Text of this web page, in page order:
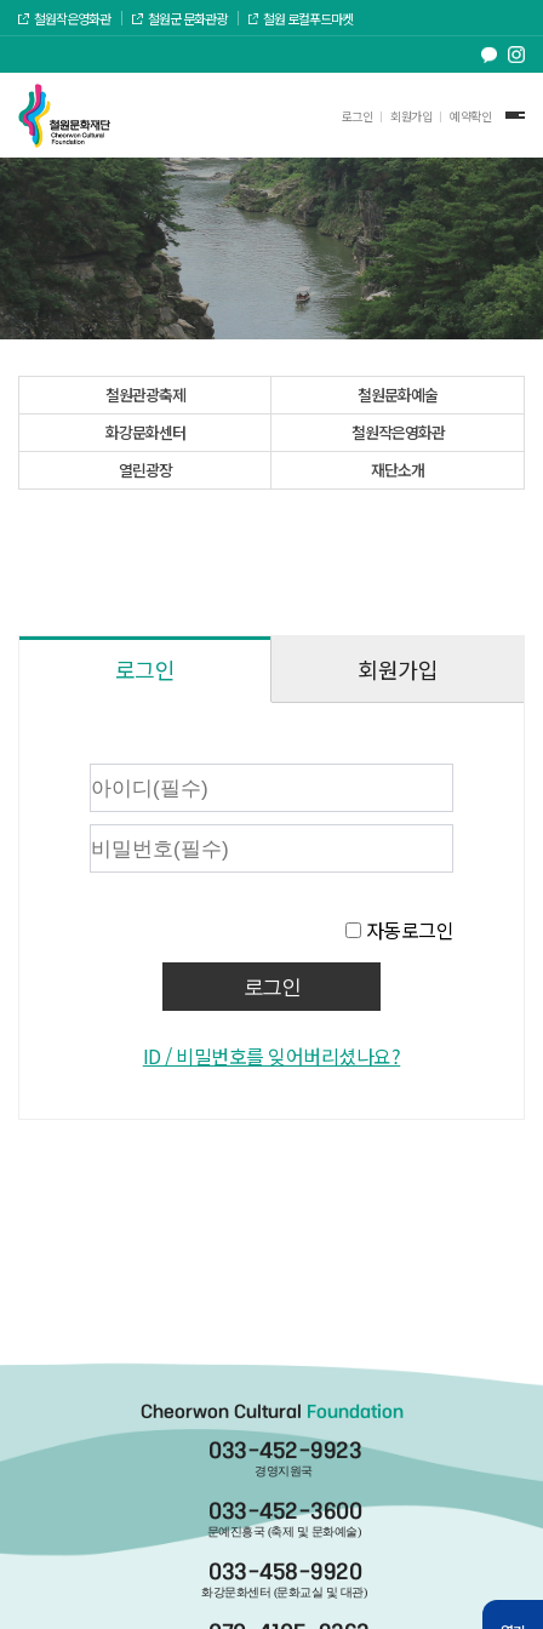
철원작은영화관 철원군 문화관광 철원 로컬푸드마켓
로그인 회원가입 예약확인
철원관광축제
철원문화예술
화강문화센터
철원작은영화관
열린광장
재단소개
로그인 회원가입
자동로그인
ID / 비밀번호를 잊어버리셨나요?
Cheorwon Cultural Foundation
033-452-9923
경영지원국
033-452-3600
문예진흥국 (축제 및 문화예술)
033-458-9920
화강문화센터 (문화교실 및 대관)